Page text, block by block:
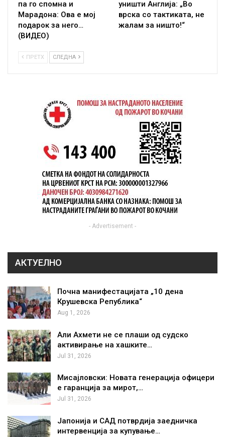
па го спомна и
Марадона: Ова е мој
подарок за него…
(ВИДЕО)
уништи Англија: „Во
врска со тактиката, не
жалам за ништо!“
ПРЕТХ СЛЕДНА
- Advertisement -
АКТУЕЛНО
Почна манифестацијата „10 дена
Крушевска Република“
Aug 1, 2026
Али Ахмети не се плаши од судско
активирање на хашките…
Jul 31, 2026
Мисајловски: Новата генерација офицери
е гаранција за мирот,…
Jul 31, 2026
Јапонија и САД потврдија заедничка
интервенција за купување…